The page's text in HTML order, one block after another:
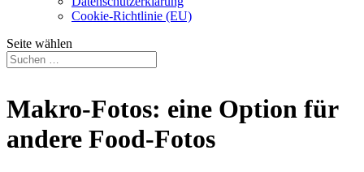
Cookie-Richtlinie (EU)
Seite wählen
Makro-Fotos: eine Option für
andere Food-Fotos